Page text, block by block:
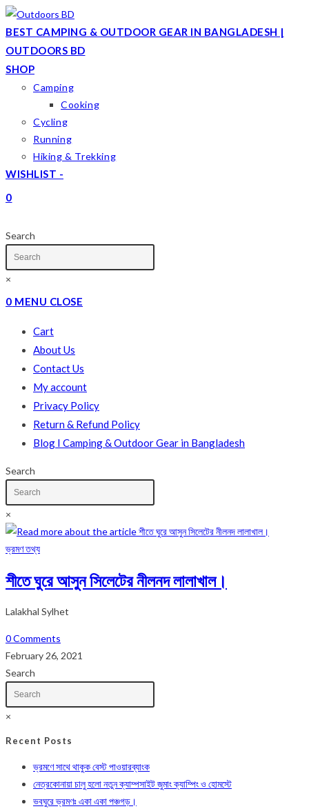
Skip
to
content
BEST CAMPING & OUTDOOR GEAR IN BANGLADESH |
OUTDOORS BD
SHOP
Camping
Cooking
Cycling
Running
Hiking & Trekking
WISHLIST -
0
WEBSITE
SEARCH
Search
×
0 MENU CLOSE
Cart
About Us
Contact Us
My account
Privacy Policy
Return & Refund Policy
Blog I Camping & Outdoor Gear in Bangladesh
Search
×
ভ্রমণ তথ্য
শীতে ঘুরে আসুন সিলেটের নীলনদ লালাখাল।
Lalakhal Sylhet
0 Comments
February 26, 2021
Search
×
Recent Posts
ভ্রমণে সাথে থাকুক বেস্ট পাওয়ারব্যাংক
নেত্রকোনায়া চালু হলো নতুন ক্যাম্পসাইট জুমাং ক্যাম্পিং ও হোমস্টে
ভবঘুরে ভ্রমণঃ একা একা পঞ্চগড়।